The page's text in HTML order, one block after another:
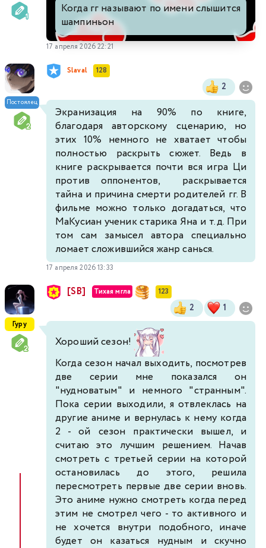
Когда гг называют по имени слышится
шампиньон
17 апреля 2026 22:21
Постоялец
Slaval 128
2
Экранизация на 90% по книге,
благодаря авторскому сценарию, но
этих 10% немного не хватает чтобы
полностью раскрыть сюжет. Ведь в
книге раскрывается почти вся игра Ци
против оппонентов, раскрывается
тайна и причина смерти родителей гг. В
фильме можно только догадаться, что
МаКусиан ученик старика Яна и т.д. При
том сам замысел автора специально
ломает сложившийся жанр санься.
17 апреля 2026 13:33
Гуру
[SB] Тихая мгла 123
2 1
Хороший сезон!
Когда сезон начал выходить, посмотрев
две серии мне показался он
"нудноватым" и немного "странным".
Пока серии выходили, я отвлеклась на
другие аниме и вернулась к нему когда
2 - ой сезон практически вышел, и
считаю это лучшим решением. Начав
смотреть с третьей серии на которой
остановилась до этого, решила
пересмотреть первые две серии вновь.
Это аниме нужно смотреть когда перед
этим не смотрел чего - то активного и
не хочется внутри подобного, иначе
будет он казаться нудным и скучно